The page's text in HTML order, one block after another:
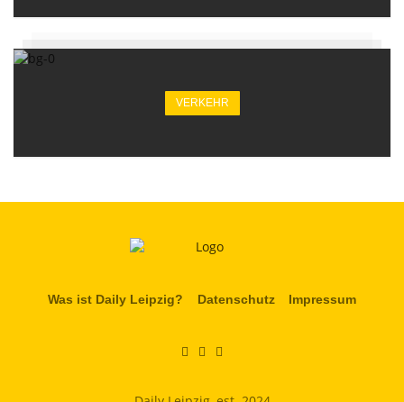
VERKEHR
Was ist Daily Leipzig? Datenschutz Impressum